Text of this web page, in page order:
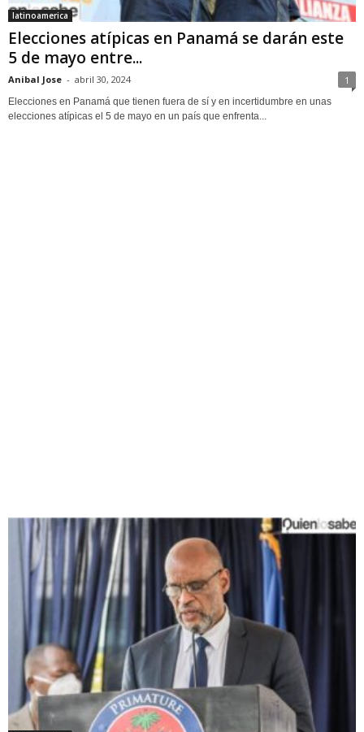
latinoamerica
Elecciones atípicas en Panamá se darán este
5 de mayo entre...
Anibal Jose - abril 30, 2024 1
Elecciones en Panamá que tienen fuera de sí y en incertidumbre en unas
elecciones atípicas el 5 de mayo en un país que enfrenta...